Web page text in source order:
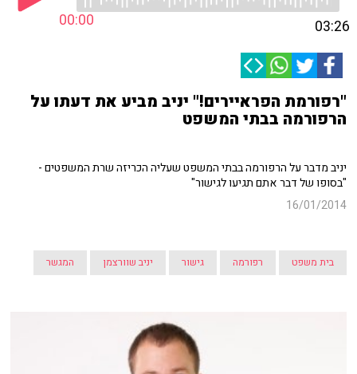
00:00 03:26
"רפורמת הפראיירים!" יניב מביע את דעתו על
הרפורמה בבתי המשפט
יניב מדבר על הרפורמה בבתי המשפט שעליה הכריזה שרת המשפטים -
"בסופו של דבר אתם תגיעו לגישור"
16/01/2014
בית משפט רפורמה גישור יניב שוורצמן המגשר